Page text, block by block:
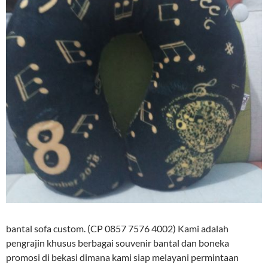
bantal sofa custom. (CP 0857 7576 4002) Kami adalah
pengrajin khusus berbagai souvenir bantal dan boneka
promosi di bekasi dimana kami siap melayani permintaan